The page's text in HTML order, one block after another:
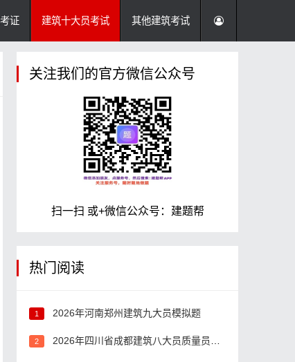
证 建筑十大员考试 其他建筑考试
关注我们的官方微信公众号
扫一扫 或+微信公众号：建题帮
热门阅读
1 2026年河南郑州建筑九大员模拟题
2 2026年四川省成都建筑八大员质量员测试真题库